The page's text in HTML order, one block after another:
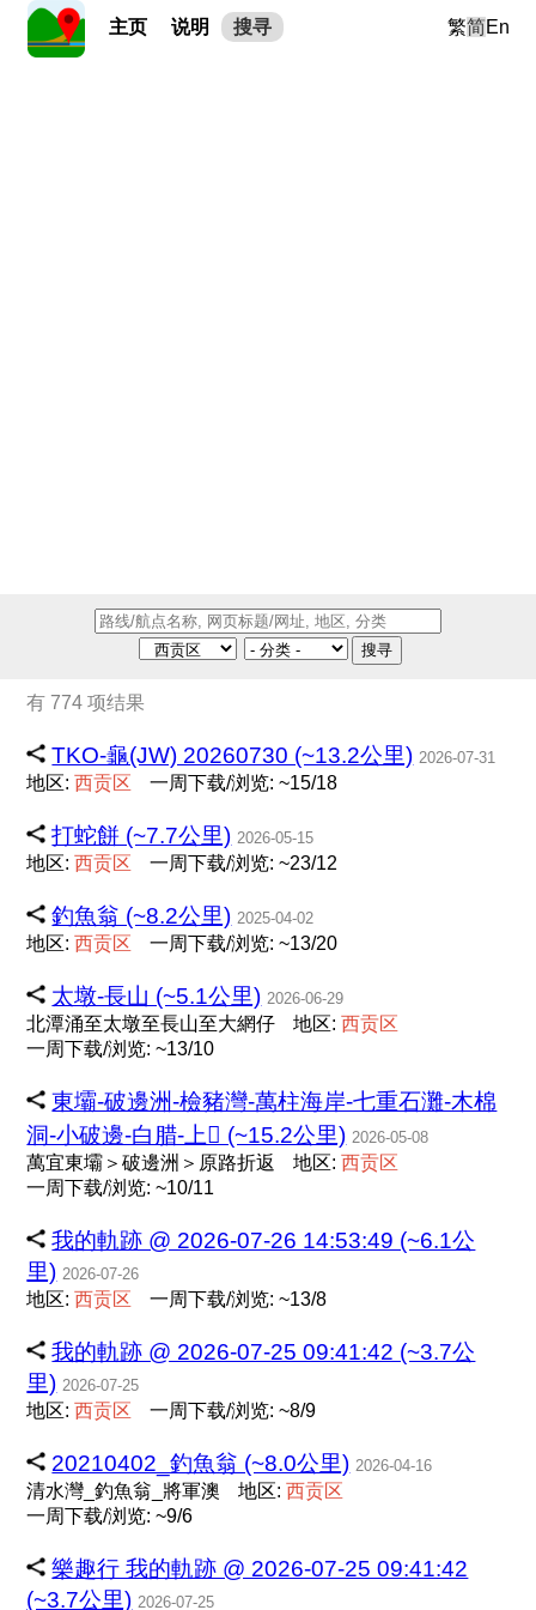
主页 说明 搜寻 繁简En
搜寻
有 774 项结果
TKO-龜(JW) 20260730 (~13.2公里) 2026-07-31
地区:西贡区 一周下载/浏览: ~15/18
打蛇餅 (~7.7公里) 2026-05-15
地区:西贡区 一周下载/浏览: ~23/12
釣魚翁 (~8.2公里) 2025-04-02
地区:西贡区 一周下载/浏览: ~13/20
太墩-長山 (~5.1公里) 2026-06-29
北潭涌至太墩至長山至大網仔 地区:西贡区
一周下载/浏览: ~13/10
東壩-破邊洲-檢豬灣-萬柱海岸-七重石灘-木棉
洞-小破邊-白腊-上𡩴󠄁 (~15.2公里) 2026-05-08
萬宜東壩＞破邊洲＞原路折返 地区:西贡区
一周下载/浏览: ~10/11
我的軌跡 @ 2026-07-26 14:53:49 (~6.1公
里) 2026-07-26
地区:西贡区 一周下载/浏览: ~13/8
我的軌跡 @ 2026-07-25 09:41:42 (~3.7公
里) 2026-07-25
地区:西贡区 一周下载/浏览: ~8/9
20210402_釣魚翁 (~8.0公里) 2026-04-16
清水灣_釣魚翁_將軍澳 地区:西贡区
一周下载/浏览: ~9/6
樂趣行 我的軌跡 @ 2026-07-25 09:41:42
(~3.7公里) 2026-07-25